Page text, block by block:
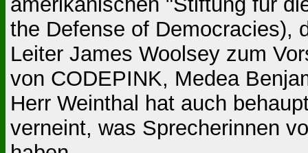
the Defense of Democracies),
Leiter James Woolsey zum
von CODEPINK, Medea
Herr Weinthal hat auch
verneint, was Sprecherinnen